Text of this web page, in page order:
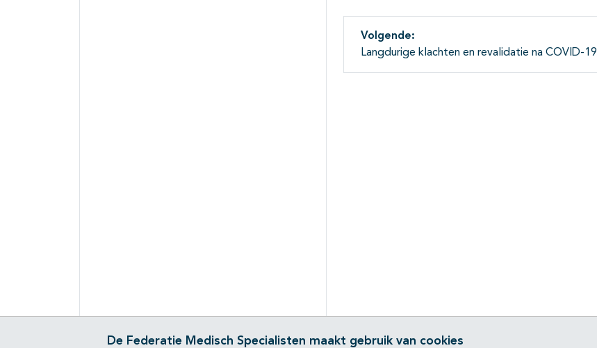
Volgende:
Langdurige klachten en revalidatie na COVID-19
De Federatie Medisch Specialisten maakt gebruik van cookies